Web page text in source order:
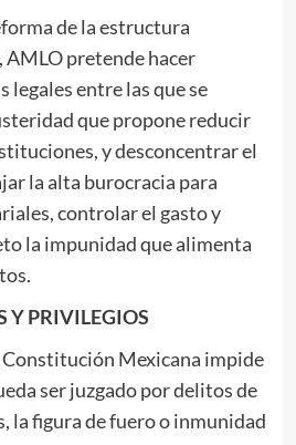
de la estructura
AMLO pretende hacer
legales entre las que se
que propone reducir
y desconcentrar el
la alta burocracia para
controlar el gasto y
la impunidad que alimenta
Y PRIVILEGIOS
Mexicana impide
ser juzgado por delitos de
la figura de fuero o inmunidad